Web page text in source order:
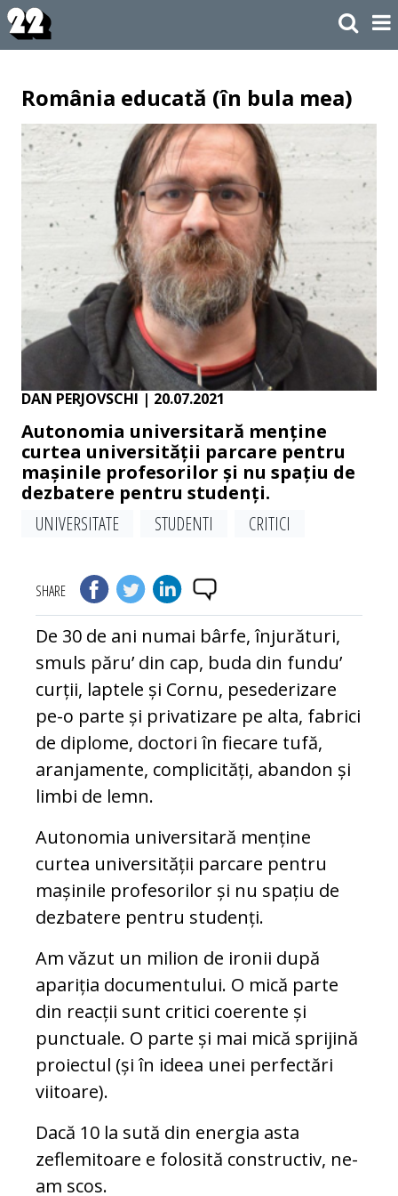
România educată (în bula mea)
DAN PERJOVSCHI | 20.07.2021
Autonomia universitară menține
curtea universității parcare pentru
mașinile profesorilor și nu spațiu de
dezbatere pentru studenți.
UNIVERSITATE
STUDENTI CRITICI
SHARE
De 30 de ani numai bârfe, înjurături,
smuls păru’ din cap, buda din fundu’
curții, laptele și Cornu, pesederizare
pe-o parte și privatizare pe alta, fabrici
de diplome, doctori în fiecare tufă,
aranjamente, complicități, abandon și
limbi de lemn.
Autonomia universitară menține
curtea universității parcare pentru
mașinile profesorilor și nu spațiu de
dezbatere pentru studenți.
Am văzut un milion de ironii după
apariția documentului. O mică parte
din reacții sunt critici coerente și
punctuale. O parte și mai mică sprijină
proiectul (și în ideea unei perfectări
viitoare).
Dacă 10 la sută din energia asta
zeflemitoare e folosită constructiv, ne-
am scos.